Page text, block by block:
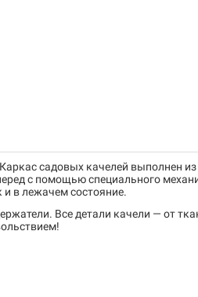
садовых качелей выполнен
с помощью специального
в лежачем состояние.
Все детали качели — от